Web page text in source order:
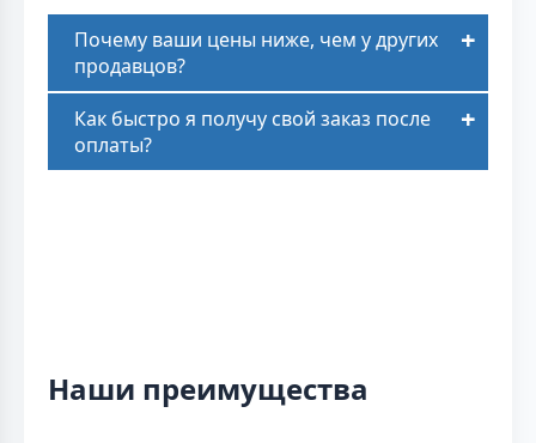
Почему ваши цены ниже, чем у других
продавцов?
Как быстро я получу свой заказ после
оплаты?
Наши преимущества